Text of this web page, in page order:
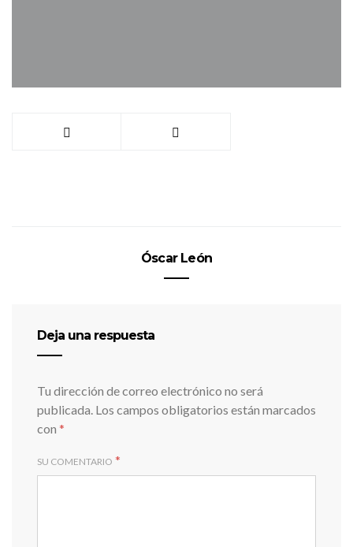
Óscar León
Deja una respuesta
Tu dirección de correo electrónico no será
publicada. Los campos obligatorios están marcados
con *
SU COMENTARIO *